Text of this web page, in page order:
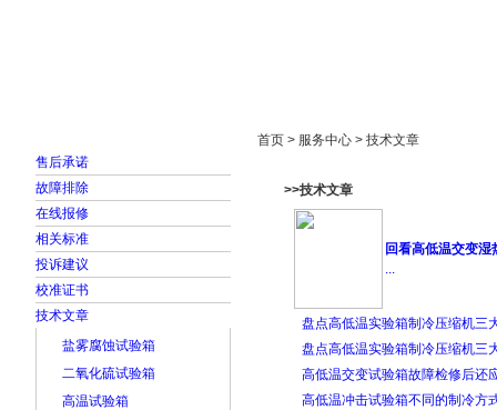
售后承诺
故障排除
在线报修
相关标准
投诉建议
校准证书
技术文章
盐雾腐蚀试验箱
二氧化硫试验箱
高温试验箱
首页 > 服务中心 > 技术文章
>>技术文章
回看高低温交变湿
...
盘点高低温实验箱制冷压缩机三
盘点高低温实验箱制冷压缩机三
高低温交变试验箱故障检修后还
高低温冲击试验箱不同的制冷方